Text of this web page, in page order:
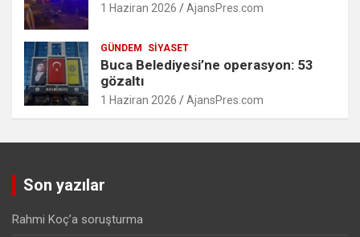
1 Haziran 2026 AjansPres.com
GÜNDEM SIYASET
Buca Belediyesi’ne operasyon: 53
gözaltı
1 Haziran 2026 AjansPres.com
Son yazılar
Rahmi Koç’a soruşturma